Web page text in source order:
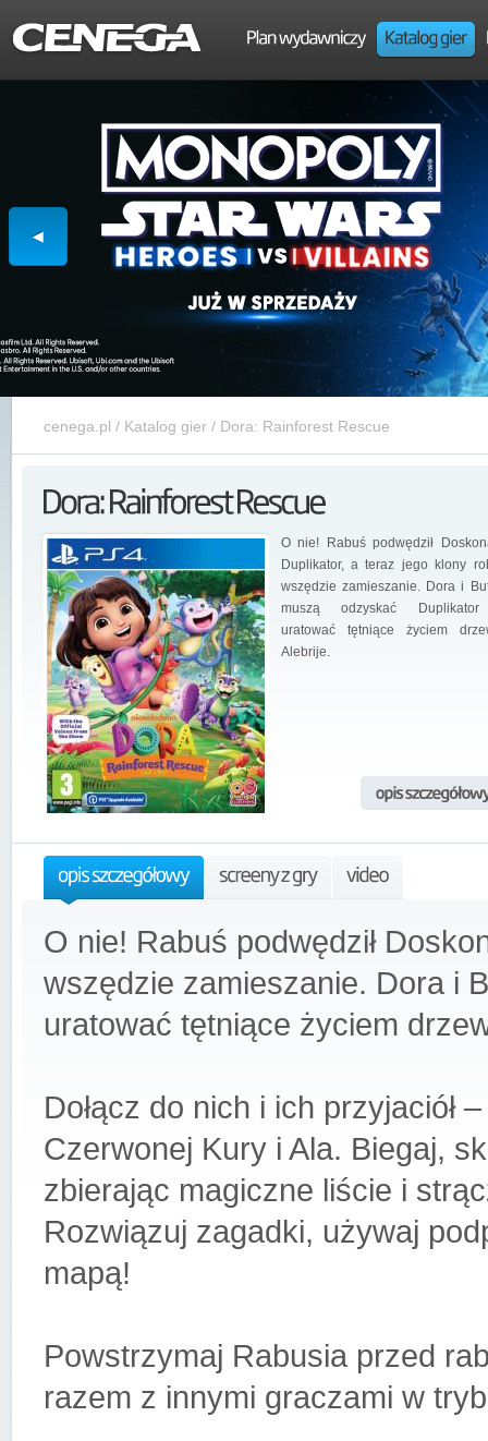
cenega.pl / Katalog gier/ Dora: Rainforest Rescue
O nie! Rabuś podwędził
Duplikator, a teraz jego klony
wszędzie zamieszanie. Dora i
muszą odzyskać
uratować tętniące życiem
Alebrije.
O nie! Rabuś podwędził
wszędzie zamieszanie. Dora i
uratować tętniące życiem
Dołącz do nich i ich przyjaciół
Czerwonej Kury i Ala. Biegaj,
zbierając magiczne liście i
Rozwiązuj zagadki, używaj
mapą!
Powstrzymaj Rabusia przed
razem z innymi graczami w